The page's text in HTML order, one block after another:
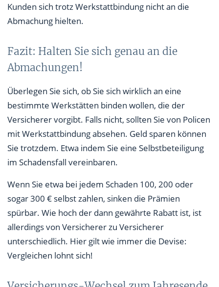
Kunden sich trotz Werkstattbindung nicht an die
Abmachung hielten.
Fazit: Halten Sie sich genau an die
Abmachungen!
Überlegen Sie sich, ob Sie sich wirklich an eine
bestimmte Werkstätten binden wollen, die der
Versicherer vorgibt. Falls nicht, sollten Sie von Policen
mit Werkstattbindung absehen. Geld sparen können
Sie trotzdem. Etwa indem Sie eine Selbstbeteiligung
im Schadensfall vereinbaren.
Wenn Sie etwa bei jedem Schaden 100, 200 oder
sogar 300 € selbst zahlen, sinken die Prämien
spürbar. Wie hoch der dann gewährte Rabatt ist, ist
allerdings von Versicherer zu Versicherer
unterschiedlich. Hier gilt wie immer die Devise:
Vergleichen lohnt sich!